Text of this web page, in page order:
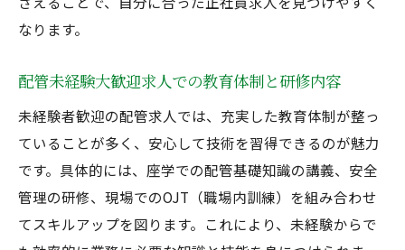
なります。
配管未経験大歓迎求人での教育体制と研修内容
未経験者歓迎の配管求人では、充実した教育体制が整っ
ていることが多く、安心して技術を習得できるのが魅力
です。具体的には、座学での配管基礎知識の講義、安全
管理の研修、現場でのOJT（職場内訓練）を組み合わせ
てスキルアップを図ります。これにより、未経験からで